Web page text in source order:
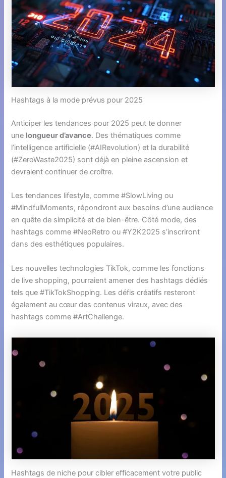
Hashtags à la mode prévus pour 2025
Anticiper les tendances pour 2025 peut te donner
une longueur d’avance. Des thématiques comme
l’intelligence artificielle (#AIRevolution) et la durabilité
(#ZeroWaste2025) sont déjà en pleine ascension et
devraient continuer de croître.
Les tendances lifestyle, comme #SlowLiving ou
#MindfulMoments, répondront aux besoins d’une audience
en quête de simplicité et de bien-être. Côté mode, des
hashtags comme #NeoRetro ou #Y2K2025 s’inscriront
dans des esthétiques populaires.
Les nouvelles technologies TikTok, comme les fonctions
de live shopping, pourraient amener des hashtags dédiés
tels que #TikTokShopping. Les défis créatifs resteront
également au cœur des contenus viraux, avec des
hashtags comme #ArtChallenge.
Hashtags de niche pour cibler efficacement votre public